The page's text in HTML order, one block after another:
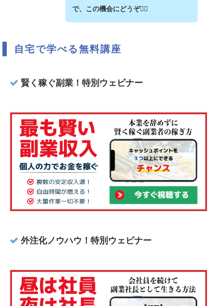
で、この機会にどうぞ💁‍♂️
自宅で学べる無料講座
賢く稼ぐ副業！特別ウェビナー
外注化ノウハウ！特別ウェビナー